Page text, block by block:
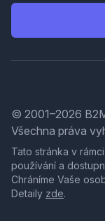
© 2001–2026
Všechna práva
Tato stránka v
používání a
Chráníme Vaše
Detaily zde.